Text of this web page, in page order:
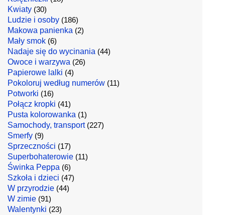
Kwiaty (30)
Ludzie i osoby (186)
Makowa panienka (2)
Mały smok (6)
Nadaje się do wycinania (44)
Owoce i warzywa (26)
Papierowe lalki (4)
Pokoloruj według numerów (11)
Potworki (16)
Połącz kropki (41)
Pusta kolorowanka (1)
Samochody, transport(227)
Smerfy (9)
Sprzeczności (17)
Superbohaterowie (11)
Świnka Peppa (6)
Szkoła i dzieci (47)
W przyrodzie (44)
W zimie (91)
Walentynki (23)